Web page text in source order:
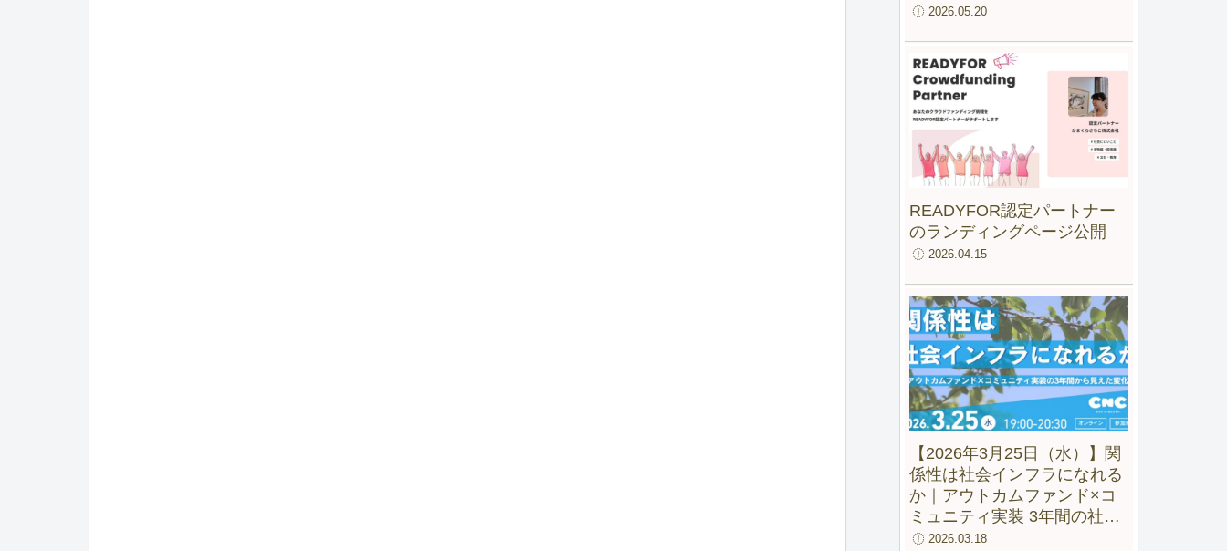
成果と可能性ー 「アウトカム
2026.05.20
READYFOR認定パートナー
のランディングページ公開
2026.04.15
【2026年3月25日（水）】関
係性は社会インフラになれる
か｜アウトカムファンド×コ
ミュニティ実装 3年間の社会
実験から見えた変化
2026.03.18